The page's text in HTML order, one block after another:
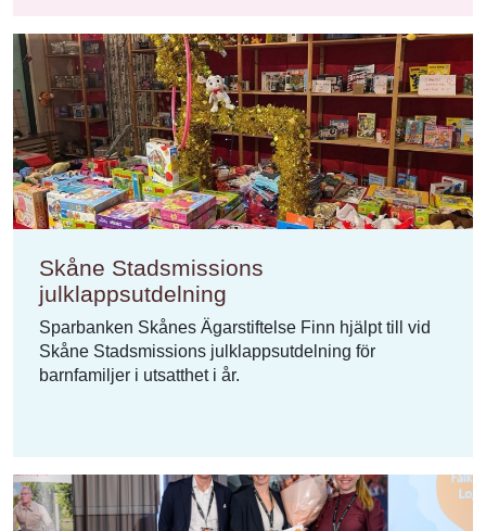
Skåne Stadsmissions
julklappsutdelning
Sparbanken Skånes Ägarstiftelse Finn hjälpt till vid
Skåne Stadsmissions julklappsutdelning för
barnfamiljer i utsatthet i år.